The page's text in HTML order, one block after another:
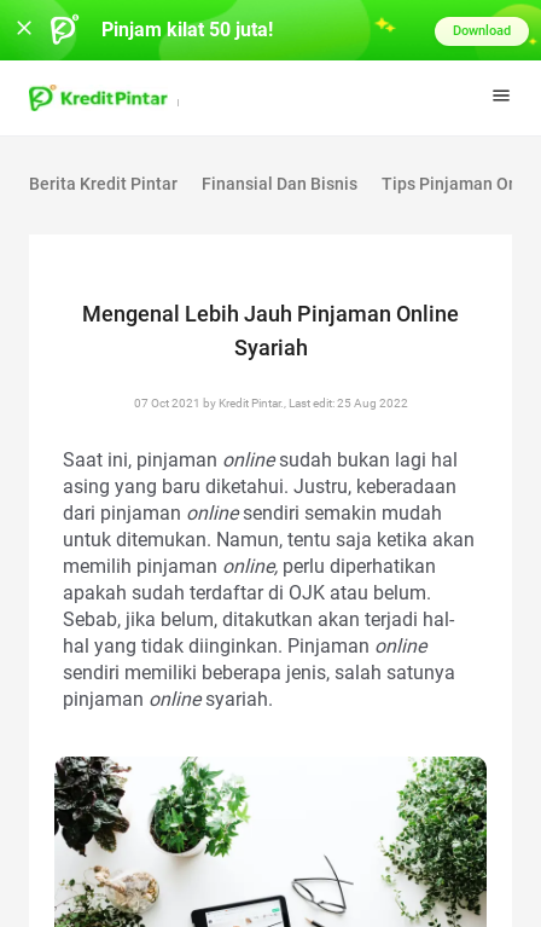
Berita Kredit Pintar Finansial Dan Bisnis Tips Pinjaman
Mengenal Lebih Jauh Pinjaman Online
Syariah
07 Oct 2021 by Kredit Pintar., Last edit: 25 Aug 2022
Saat ini, pinjaman onlinesudah bukan lagi hal
asing yang baru diketahui. Justru, keberadaan
dari pinjaman onlinesendiri semakin mudah
untuk ditemukan. Namun, tentu saja ketika akan
memilih pinjaman online, perlu diperhatikan
apakah sudah terdaftar di OJK atau belum.
Sebab, jika belum, ditakutkan akan terjadi hal-
hal yang tidak diinginkan. Pinjaman online
sendiri memiliki beberapa jenis, salah satunya
pinjaman onlinesyariah.
Pinjam kilat 50 juta! Download